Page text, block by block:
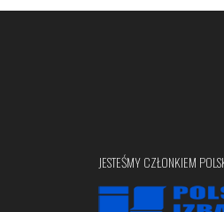
JESTEŚMY CZŁONKIEM